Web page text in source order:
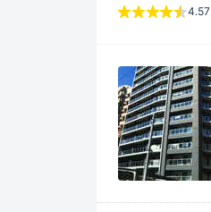
4.57